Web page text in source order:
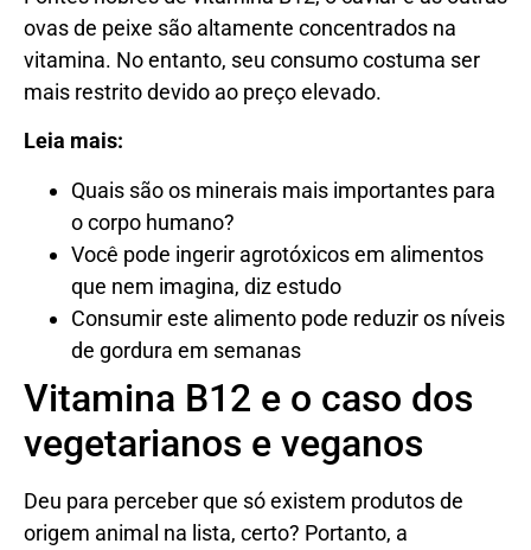
ovas de peixe são altamente concentrados na
vitamina. No entanto, seu consumo costuma ser
mais restrito devido ao preço elevado.
Leia mais:
Quais são os minerais mais importantes para
o corpo humano?
Você pode ingerir agrotóxicos em alimentos
que nem imagina, diz estudo
Consumir este alimento pode reduzir os níveis
de gordura em semanas
Vitamina B12 e o caso dos
vegetarianos e veganos
Deu para perceber que só existem produtos de
origem animal na lista, certo? Portanto, a